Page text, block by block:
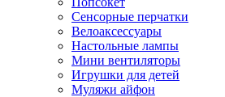
Сенсорные перчатки
Велоаксессуары
Настольные лампы
Мини вентиляторы
Игрушки для детей
Муляжи айфон